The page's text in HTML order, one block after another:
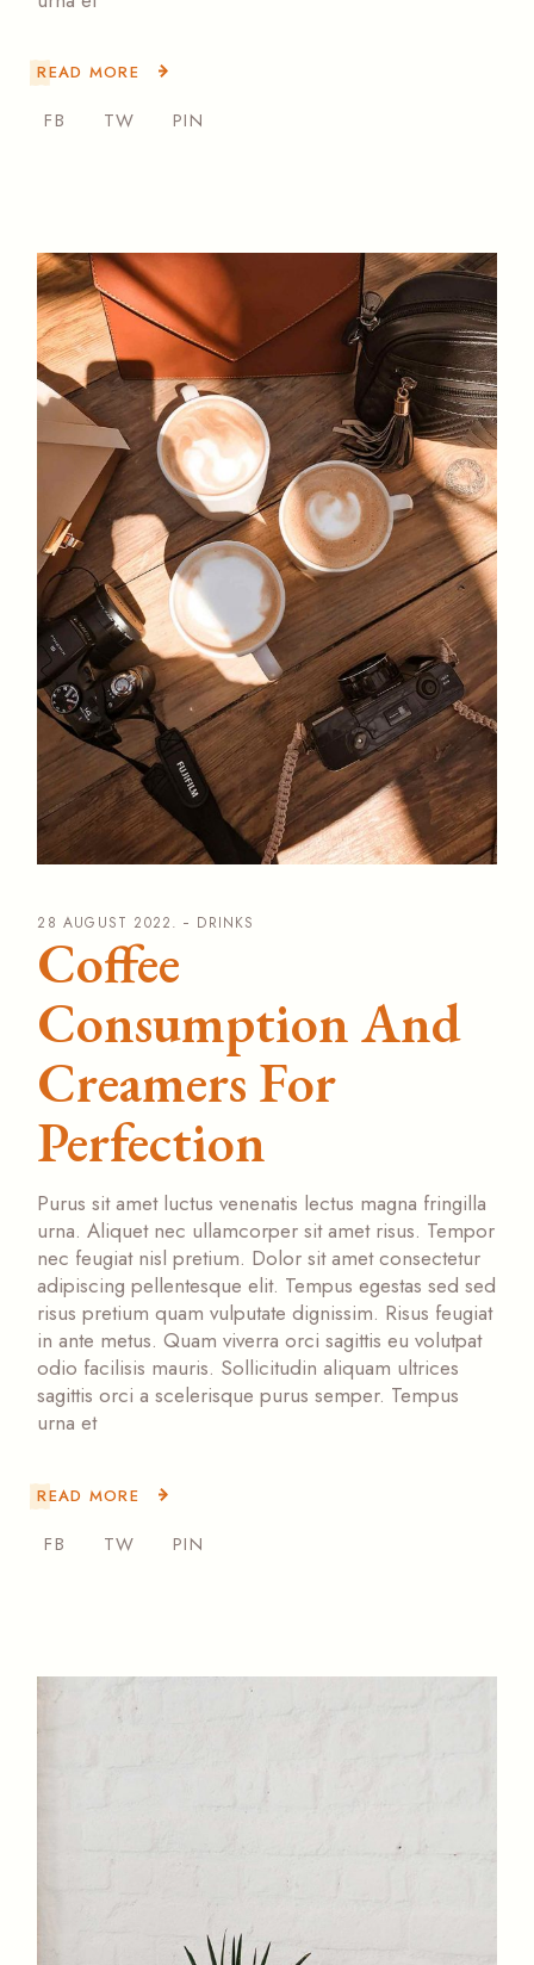
READ MORE
FB TW PIN
28 AUGUST 2022. DRINKS
Coffee
Consumption And
Creamers For
Perfection
Purus sit amet luctus venenatis lectus magna fringilla
urna. Aliquet nec ullamcorper sit amet risus. Tempor
nec feugiat nisl pretium. Dolor sit amet consectetur
adipiscing pellentesque elit. Tempus egestas sed sed
risus pretium quam vulputate dignissim. Risus feugiat
in ante metus. Quam viverra orci sagittis eu volutpat
odio facilisis mauris. Sollicitudin aliquam ultrices
sagittis orci a scelerisque purus semper. Tempus
urna et
READ MORE
FB TW PIN